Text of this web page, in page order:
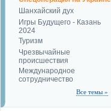
Шанхайский дух
Игры Будущего - Казань
2024
Туризм
Чрезвычайные
происшествия
Международное
сотрудничество
Все темы »